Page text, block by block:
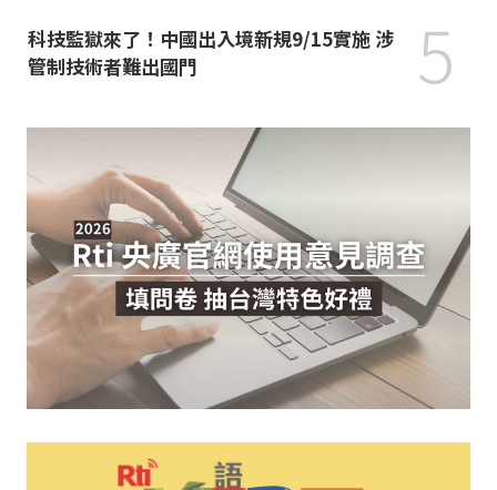
科技監獄來了！中國出入境新規9/15實施 涉
管制技術者難出國門
5